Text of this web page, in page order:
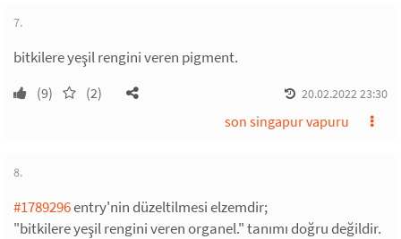
7.
bitkilere yeşil rengini veren pigment.
(9) (2) 20.02.2022 23:30
son singapur vapuru
8.
#1789296entry'nin düzeltilmesi elzemdir;
"bitkilere yeşil rengini veren organel." tanımı doğru değildir.